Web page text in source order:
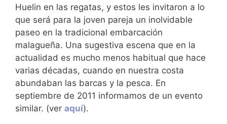
Huelin en las regatas, y estos les invitaron a lo
que será para la joven pareja un inolvidable
paseo en la tradicional embarcación
malagueña. Una sugestiva escena que en la
actualidad es mucho menos habitual que hace
varias décadas, cuando en nuestra costa
abundaban las barcas y la pesca. En
septiembre de 2011 informamos de un evento
similar. (ver aquí).